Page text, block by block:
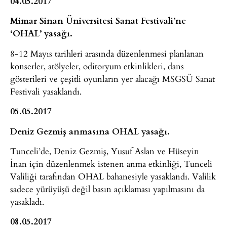
Mimar Sinan Üniversitesi Sanat Festivali’ne
‘OHAL’ yasağı.
8-12 Mayıs tarihleri arasında düzenlenmesi planlanan
konserler, atölyeler, oditoryum etkinlikleri, dans
gösterileri ve çeşitli oyunların yer alacağı MSGSÜ Sanat
Festivali yasaklandı.
05.05.2017
Deniz Gezmiş anmasına OHAL yasağı.
Tunceli’de, Deniz Gezmiş, Yusuf Aslan ve Hüseyin
İnan için düzenlenmek istenen anma etkinliği, Tunceli
Valiliği tarafından OHAL bahanesiyle yasaklandı. Valilik
sadece yürüyüşü değil basın açıklaması yapılmasını da
yasakladı.
08.05.2017